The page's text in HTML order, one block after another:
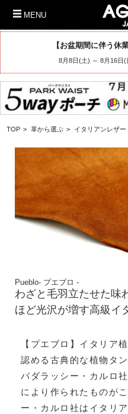
MENU
【お盆期間に伴う休
8月8日(土) ～ 8月16日(
TOP > 革から選ぶ > イタリアンレザー
Pueblo- プエブロ -
わざと毛羽立たせた味
ほど光沢が増す高級イ
【プエブロ】イタリア
認める古典的な植物タ
バダラッシー・カルロ
により作られたものが
ー・カルロ社はイタリ